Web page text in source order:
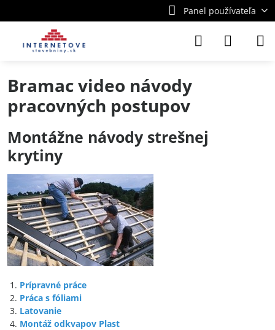
Panel používateľa
Bramac video návody
pracovných postupov
Montážne návody strešnej
krytiny
Prípravné práce
Práca s fóliami
Latovanie
Montáž odkvapov Plast